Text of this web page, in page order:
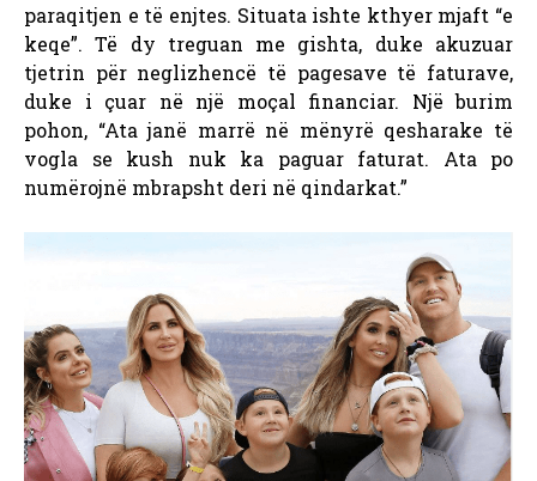
paraqitjen e të enjtes. Situata ishte kthyer mjaft “e
keqe”. Të dy treguan me gishta, duke akuzuar
tjetrin për neglizhencë të pagesave të faturave,
duke i çuar në një moçal financiar. Një burim
pohon, “Ata janë marrë në mënyrë qesharake të
vogla se kush nuk ka paguar faturat. Ata po
numërojnë mbrapsht deri në qindarkat.”